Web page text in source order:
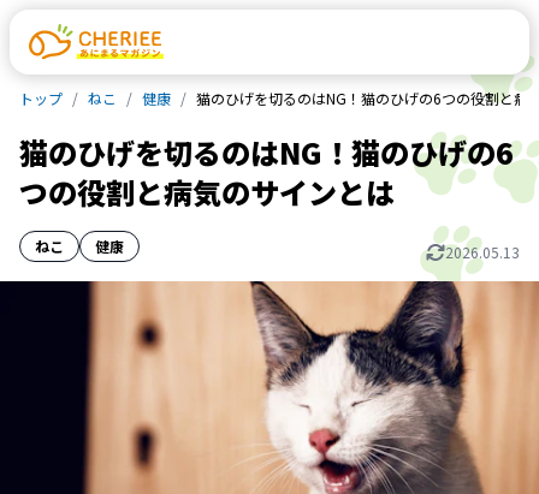
トップ ねこ 健康 猫のひげを切るのはNG！猫のひげの6つの役割と病
猫のひげを切るのはNG！猫のひげの6
つの役割と病気のサインとは
ねこ 健康 2026.05.13